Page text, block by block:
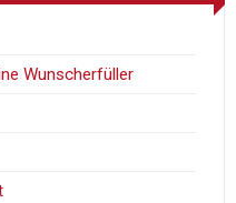
Wunscherfüller